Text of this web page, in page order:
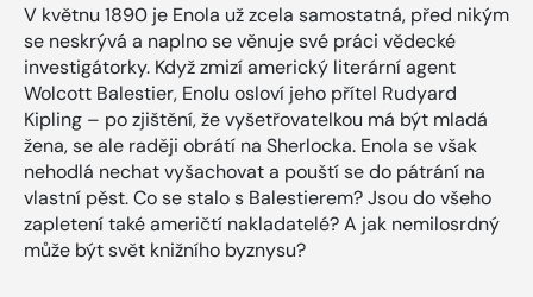
V květnu 1890 je Enola už zcela samostatná, před nikým
se neskrývá a naplno se věnuje své práci vědecké
investigátorky. Když zmizí americký literární agent
Wolcott Balestier, Enolu osloví jeho přítel Rudyard
Kipling – po zjištění, že vyšetřovatelkou má být mladá
žena, se ale raději obrátí na Sherlocka. Enola se však
nehodlá nechat vyšachovat a pouští se do pátrání na
vlastní pěst. Co se stalo s Balestierem? Jsou do všeho
zapletení také američtí nakladatelé? A jak nemilosrdný
může být svět knižního byznysu?